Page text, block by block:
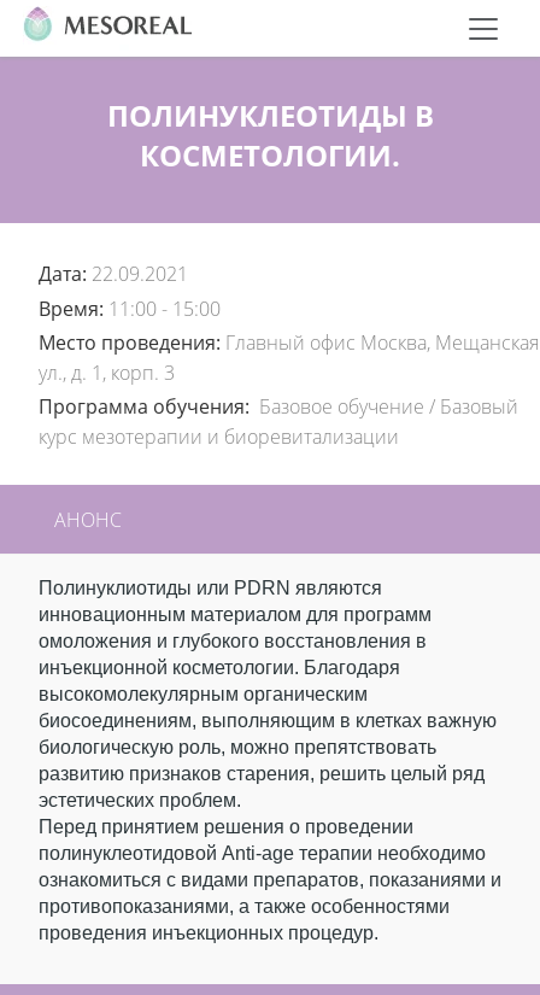
ПОЛИНУКЛЕОТИДЫ В
КОСМЕТОЛОГИИ.
Дата: 22.09.2021
Время: 11:00 - 15:00
Место проведения: Главный офис Москва, Мещанская
ул., д. 1, корп. 3
Программа обучения: Базовое обучение / Базовый
курс мезотерапии и биоревитализации
АНОНС
Полинуклиотиды или PDRN являются
инновационным материалом для программ
омоложения и глубокого восстановления в
инъекционной косметологии. Благодаря
высокомолекулярным органическим
биосоединениям, выполняющим в клетках важную
биологическую роль, можно препятствовать
развитию признаков старения, решить целый ряд
эстетических проблем.
Перед принятием решения о проведении
полинуклеотидовой Аnti-age терапии необходимо
ознакомиться с видами препаратов, показаниями и
противопоказаниями, а также особенностями
проведения инъекционных процедур.